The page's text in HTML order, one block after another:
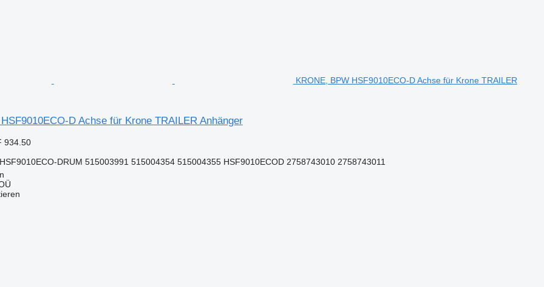
KRONE, BPW HSF9010ECO-D Achse für Krone TRAILER
D Achse für Krone TRAILER Anhänger
934.50
DRUM 515003991 515004354 515004355 HSF9010ECOD 2758743010 2758743011